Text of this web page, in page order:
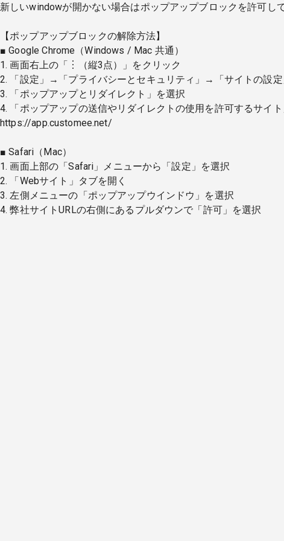
新しいwindowが開かない場合はポップアップブロックを許可し
【ポップアップブロックの解除方法】
■ Google Chrome（Windows / Mac 共通）
1. 画面右上の「︙（縦3点）」をクリック
2. 「設定」→「プライバシーとセキュリティ」→「サイトの設定
3. 「ポップアップとリダイレクト」を選択
4. 「ポップアップの送信やリダイレクトの使用を許可するサイ
https://app.customee.net/
■ Safari（Mac）
1. 画面上部の「Safari」メニューから「設定」を選択
2. 「Webサイト」タブを開く
3. 左側メニューの「ポップアップウインドウ」を選択
4. 弊社サイトURLの右側にあるプルダウンで「許可」を選択